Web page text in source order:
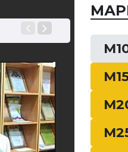
которое
ненастную …